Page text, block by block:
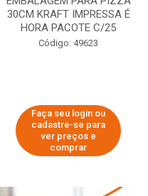
30CM KRAFT IMPRESSA É
HORA PACOTE C/25
Código: 49623
Faça seu login ou
cadastre-se para
ver preços e
comprar